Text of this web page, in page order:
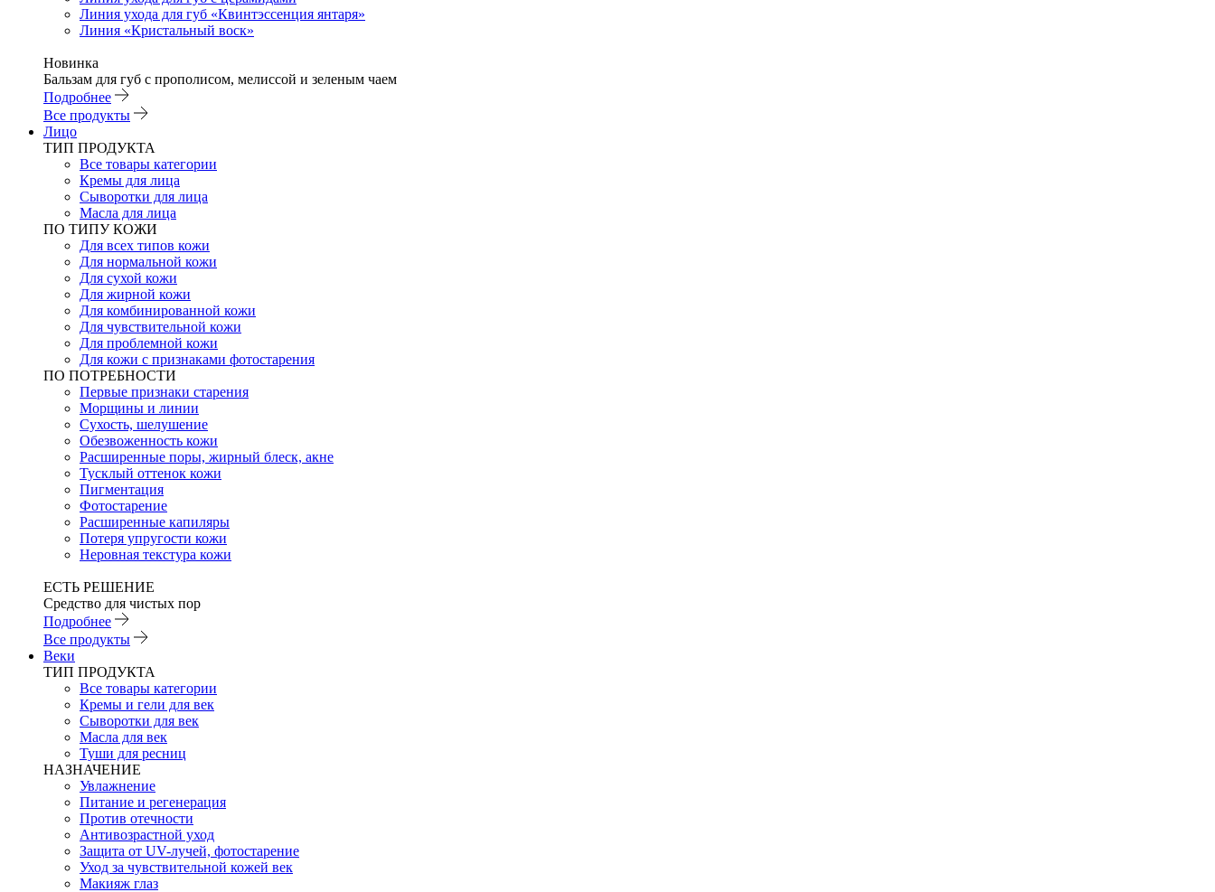
Линия ухода для губ «Квинтэссенция янтаря»
Линия «Кристальный воск»
Новинка
Бальзам для губ с прополисом, мелиссой и зеленым чаем
Подробнее
Все продукты
Лицо
ТИП ПРОДУКТА
Все товары категории
Кремы для лица
Сыворотки для лица
Масла для лица
ПО ТИПУ КОЖИ
Для всех типов кожи
Для нормальной кожи
Для сухой кожи
Для жирной кожи
Для комбинированной кожи
Для чувствительной кожи
Для проблемной кожи
Для кожи с признаками фотостарения
ПО ПОТРЕБНОСТИ
Первые признаки старения
Морщины и линии
Сухость, шелушение
Обезвоженность кожи
Расширенные поры, жирный блеск, акне
Тусклый оттенок кожи
Пигментация
Фотостарение
Расширенные капиляры
Потеря упругости кожи
Неровная текстура кожи
ЕСТЬ РЕШЕНИЕ
Средство для чистых пор
Подробнее
Все продукты
Веки
ТИП ПРОДУКТА
Все товары категории
Кремы и гели для век
Сыворотки для век
Масла для век
Туши для ресниц
НАЗНАЧЕНИЕ
Увлажнение
Питание и регенерация
Против отечности
Антивозрастной уход
Защита от UV-лучей, фотостарение
Уход за чувствительной кожей век
Макияж глаз